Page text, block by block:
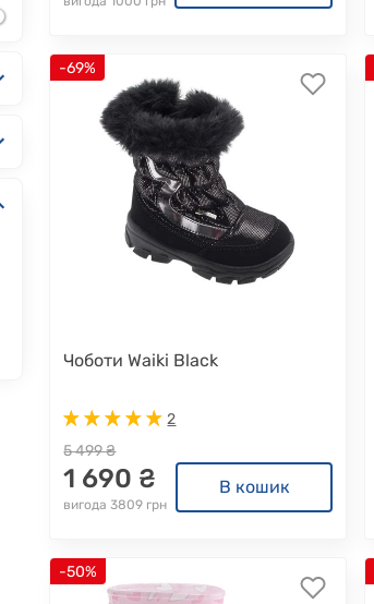
-69%
Чоботи Waiki Black
2
5 499 ₴
1 690 ₴
вигода 3809 грн
В кошик
-50%